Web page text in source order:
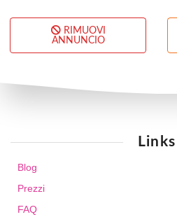
RIMUOVI
ANNUNCIO
Links
Blog
Prezzi
FAQ